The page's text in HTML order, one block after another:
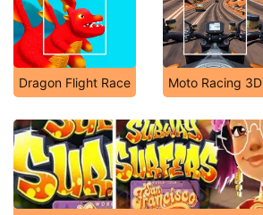
Dragon Flight Race Moto Racing 3D